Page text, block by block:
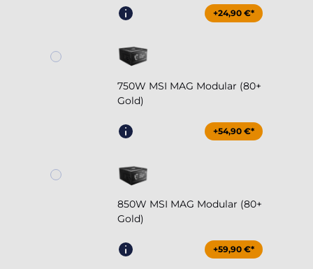
+24,90 €*
750W MSI MAG Modular (80+
Gold)
+54,90 €*
850W MSI MAG Modular (80+
Gold)
+59,90 €*